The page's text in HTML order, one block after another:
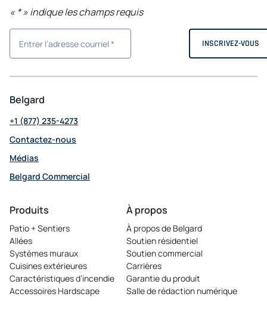
« *» indique les champs requis
Belgard
+1 (877) 235-4273
Contactez-nous
Médias
Belgard Commercial
in
a
new
tab
Produits
Patio + Sentiers
Allées
Systèmes muraux
Cuisines extérieures
Caractéristiques d’incendie
Accessoires Hardscape
À propos
À propos de Belgard
Soutien résidentiel
Soutien commercial
Carrières
opens
in
a
Garantie du produit
Salle de rédaction numérique